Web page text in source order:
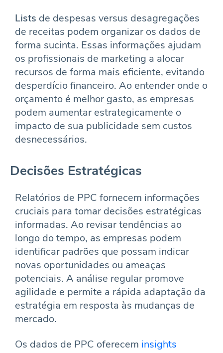
Lists de despesas versus desagregações
de receitas podem organizar os dados de
forma sucinta. Essas informações ajudam
os profissionais de marketing a alocar
recursos de forma mais eficiente, evitando
desperdício financeiro. Ao entender onde o
orçamento é melhor gasto, as empresas
podem aumentar estrategicamente o
impacto de sua publicidade sem custos
desnecessários.
Decisões Estratégicas
Relatórios de PPC fornecem informações
cruciais para tomar decisões estratégicas
informadas. Ao revisar tendências ao
longo do tempo, as empresas podem
identificar padrões que possam indicar
novas oportunidades ou ameaças
potenciais. A análise regular promove
agilidade e permite a rápida adaptação da
estratégia em resposta às mudanças de
mercado.
Os dados de PPC oferecem insights